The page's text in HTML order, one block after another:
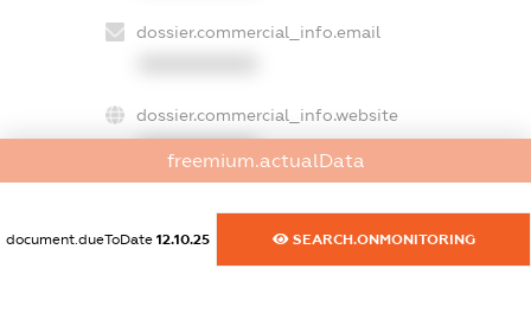
dossier.commercial_info.email
dossier.commercial_info.website
XXXXXXXXXX
freemium.actualData
document.dueToDate 12.10.25 SEARCH.ONMONITORING